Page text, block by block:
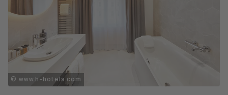
© www.h-hotels.com